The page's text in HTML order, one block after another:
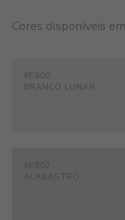
Cores disponíveis em
#E800
BRANCO LUNAR
#E802
ALABASTRO